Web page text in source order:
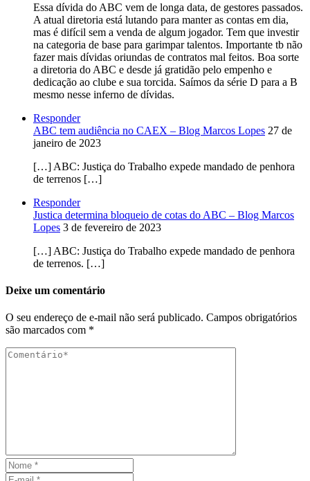
Essa dívida do ABC vem de longa data, de gestores passados.
A atual diretoria está lutando para manter as contas em dia,
mas é difícil sem a venda de algum jogador. Tem que investir
na categoria de base para garimpar talentos. Importante tb não
fazer mais dívidas oriundas de contratos mal feitos. Boa sorte
a diretoria do ABC e desde já gratidão pelo empenho e
dedicação ao clube e sua torcida. Saímos da série D para a B
mesmo nesse inferno de dívidas.
Responder
ABC tem audiência no CAEX – Blog Marcos Lopes 27 de
janeiro de 2023
[…] ABC: Justiça do Trabalho expede mandado de penhora
de terrenos […]
Responder
Justica determina bloqueio de cotas do ABC – Blog Marcos
Lopes 3 de fevereiro de 2023
[…] ABC: Justiça do Trabalho expede mandado de penhora
de terrenos. […]
Deixe um comentário
O seu endereço de e-mail não será publicado. Campos obrigatórios
são marcados com *